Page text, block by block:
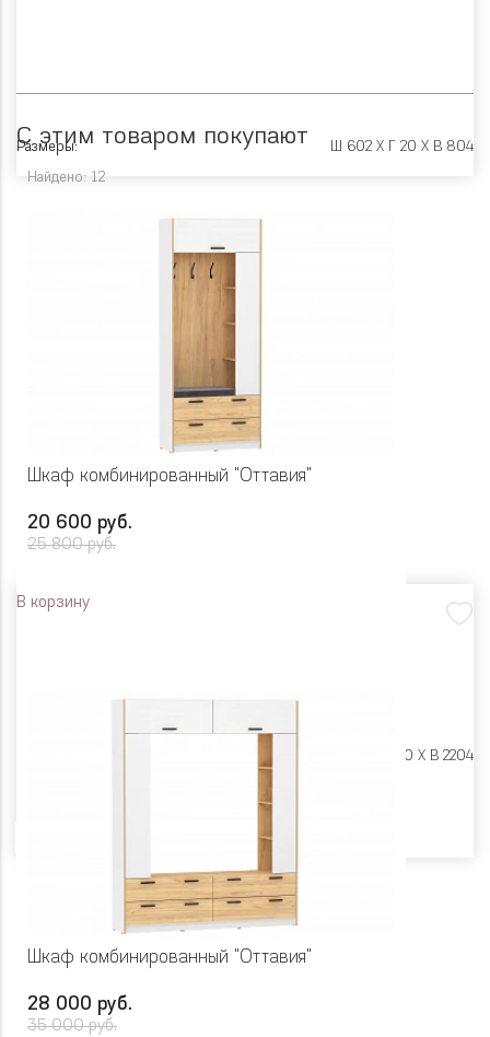
Размеры: Ш 602 X Г 20 X В 804
С этим товаром покупают
Найдено: 12
Шкаф комбинированный "Оттавия"
20 600 руб.
25 800 руб.
В корзину
Ш 900 X Г 400 X В 2204
Шкаф комбинированный "Оттавия"
28 000 руб.
35 000 руб.